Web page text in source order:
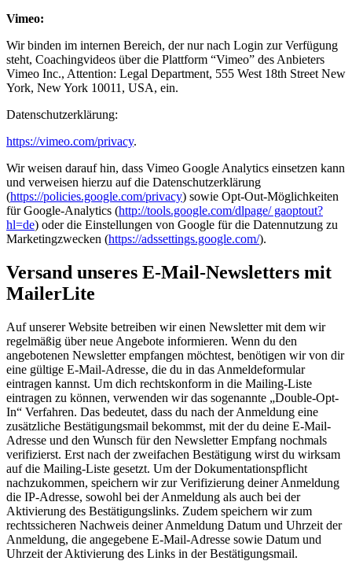
Vimeo:
Wir binden im internen Bereich, der nur nach Login zur Verfügung
steht, Coachingvideos über die Plattform “Vimeo” des Anbieters
Vimeo Inc., Attention: Legal Department, 555 West 18th Street New
York, New York 10011, USA, ein.
Datenschutzerklärung:
https://vimeo.com/privacy.
Wir weisen darauf hin, dass Vimeo Google Analytics einsetzen kann
und verweisen hierzu auf die Datenschutzerklärung
(https://policies.google.com/privacy) sowie Opt-Out-Möglichkeiten
für Google-Analytics (http://tools.google.com/dlpage/ gaoptout?
hl=de) oder die Einstellungen von Google für die Datennutzung zu
Marketingzwecken (https://adssettings.google.com/).
Versand unseres E-Mail-Newsletters mit
MailerLite
Auf unserer Website betreiben wir einen Newsletter mit dem wir
regelmäßig über neue Angebote informieren. Wenn du den
angebotenen Newsletter empfangen möchtest, benötigen wir von dir
eine gültige E-Mail-Adresse, die du in das Anmeldeformular
eintragen kannst. Um dich rechtskonform in die Mailing-Liste
eintragen zu können, verwenden wir das sogenannte „Double-Opt-
In“ Verfahren. Das bedeutet, dass du nach der Anmeldung eine
zusätzliche Bestätigungsmail bekommst, mit der du deine E-Mail-
Adresse und den Wunsch für den Newsletter Empfang nochmals
verifizierst. Erst nach der zweifachen Bestätigung wirst du wirksam
auf die Mailing-Liste gesetzt. Um der Dokumentationspflicht
nachzukommen, speichern wir zur Verifizierung deiner Anmeldung
die IP-Adresse, sowohl bei der Anmeldung als auch bei der
Aktivierung des Bestätigungslinks. Zudem speichern wir zum
rechtssicheren Nachweis deiner Anmeldung Datum und Uhrzeit der
Anmeldung, die angegebene E-Mail-Adresse sowie Datum und
Uhrzeit der Aktivierung des Links in der Bestätigungsmail.